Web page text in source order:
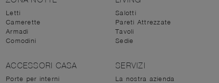
Letti
Camerette
Armadi
Comodini
Salotti
Pareti Attrezzate
Tavoli
Sedie
ACCESSORI CASA
Porte per interni
SERVIZI
La nostra azienda